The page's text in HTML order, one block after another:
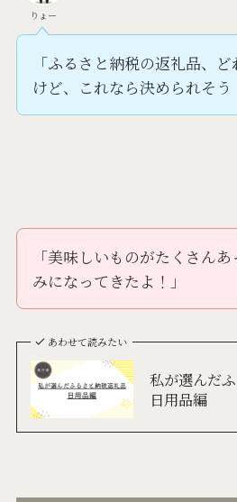
りょー
「ふるさと納税の返礼品、
けど、これなら決められそう
「美味しいものがたくさん
みになってきたよ！」
あわせて読みたい
私が選んだ
日用品編